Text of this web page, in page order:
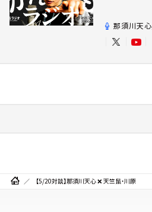
那須川天
【5/20対談】那須川天心 ❌ 天竺鼠・川原